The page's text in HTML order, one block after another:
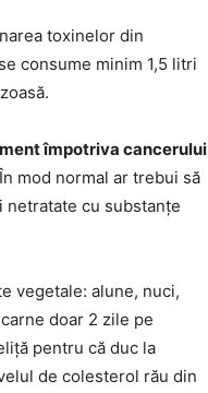
toxinelor din
consume minim 1,5 litri
împotriva cancerului
mod normal ar trebui să
netratate cu substanțe
vegetale: alune, nuci,
doar 2 zile pe
pentru că duc la
de colesterol rău din